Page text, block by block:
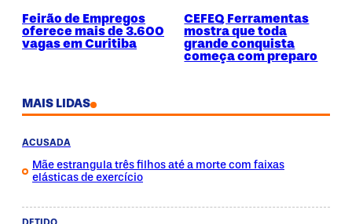
Feirão de Empregos
oferece mais de 3.600
vagas em Curitiba
CEFEQ Ferramentas
mostra que toda
grande conquista
começa com preparo
MAIS LIDAS
ACUSADA
Mãe estrangula três filhos até a morte com faixas
elásticas de exercício